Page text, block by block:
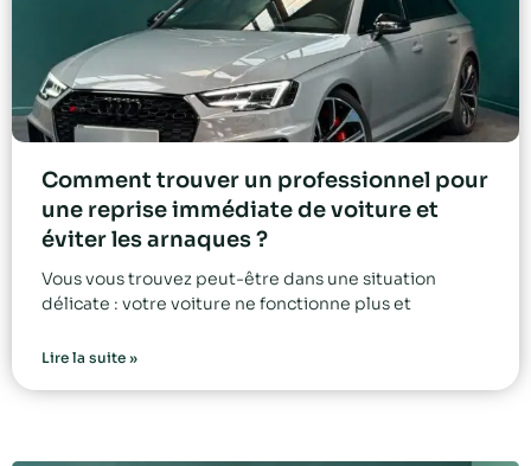
Comment trouver un professionnel pour
une reprise immédiate de voiture et
éviter les arnaques ?
Vous vous trouvez peut-être dans une situation
délicate : votre voiture ne fonctionne plus et
Lire la suite »